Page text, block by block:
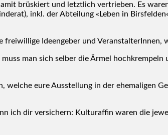
brüs­kiert und letzt­lich ver­trie­ben. Es
inkl. der Abtei­lung «Leben in
Ideen­ge­ber und Ver­an­stal­te­rIn­nen,
man sich sel­ber die Ärmel
eure Aus­stel­lung in der ehe­ma­li­gen
ich dir ver­si­chern: Kul­tu­raf­fin waren die